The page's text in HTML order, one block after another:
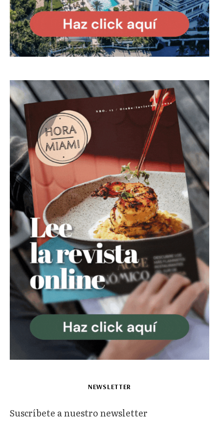
NEWSLETTER
Suscríbete a nuestro newsletter